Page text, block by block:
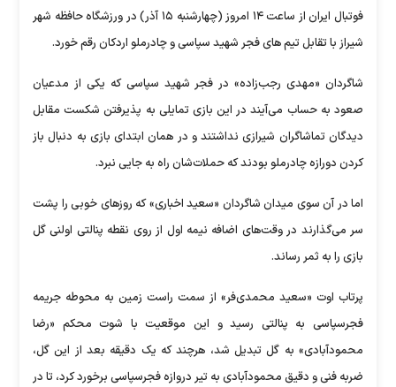
فوتبال ایران از ساعت ۱۴ امروز (چهارشنبه ۱۵ آذر) در ورزشگاه حافظه شهر
شیراز با تقابل تیم های فجر شهید سپاسی و چادرملو اردکان رقم خورد.
شاگردان «مهدی رجب‌زاده» در فجر شهید سپاسی که یکی از مدعیان
صعود به حساب می‌آیند در این بازی تمایلی به پذیرفتن شکست مقابل
دیدگان تماشاگران شیرازی نداشتند و در همان ابتدای بازی به دنبال باز
کردن دورازه چادرملو بودند که حملات‌شان راه به جایی نبرد.
اما در آن سوی میدان شاگردان «سعید اخباری» که روزهای خوبی را پشت
سر می‌گذارند در وقت‌های اضافه نیمه اول از روی نقطه پنالتی اولنی گل
بازی را به ثمر رساند.
پرتاب اوت «سعید محمدی‌فر» از سمت راست زمین به محوطه جریمه
فجرسپاسی به پنالتی رسید و این موقعیت با شوت محکم «رضا
محمودآبادی» به گل تبدیل شد، هرچند که یک دقیقه بعد از این گل،
ضربه فنی و دقیق محمودآبادی به تیر دروازه فجرسپاسی برخورد کرد، تا در